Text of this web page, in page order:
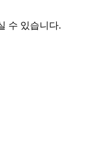
수 있습니다.